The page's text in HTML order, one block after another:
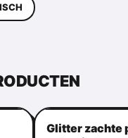
Glitter zachte